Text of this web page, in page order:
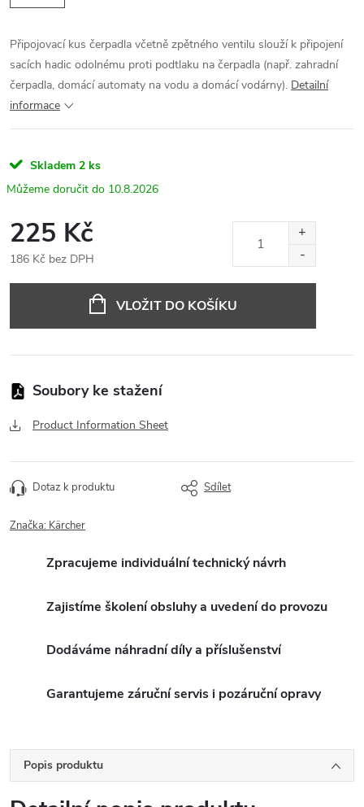
Připojovací kus čerpadla včetně zpětného ventilu slouží k připojení
sacích hadic odolnému proti podtlaku na čerpadla (např. zahradní
čerpadla, domácí automaty na vodu a domácí vodárny). Detailní
informace
Skladem 2 ks
10.8.2026
225 Kč
186 Kč bez DPH
VLOŽIT DO KOŠÍKU
Product Information Sheet
Dotaz k produktu Sdílet
Značka: Kärcher
Zpracujeme individuální technický návrh
Zajistíme školení obsluhy a uvedení do provozu
Dodáváme náhradní díly a příslušenství
Garantujeme záruční servis i pozáruční opravy
Popis produktu